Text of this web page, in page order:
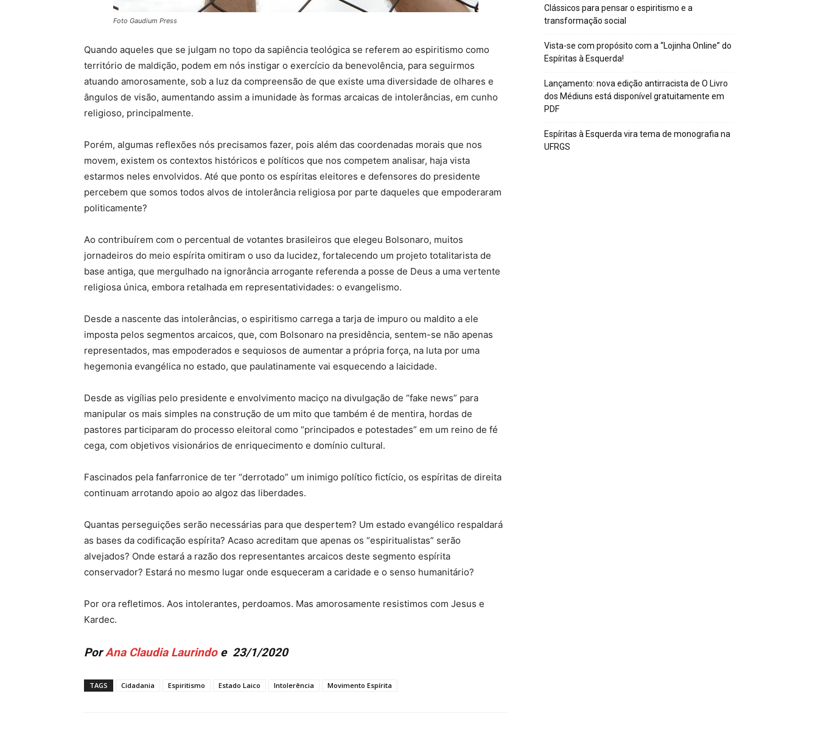
Foto Gaudium Press
Quando aqueles que se julgam no topo da sapiência teológica se referem ao espiritismo como
território de maldição, podem em nós instigar o exercício da benevolência, para seguirmos
atuando amorosamente, sob a luz da compreensão de que existe uma diversidade de olhares e
ângulos de visão, aumentando assim a imunidade às formas arcaicas de intolerâncias, em cunho
religioso, principalmente.
Porém, algumas reflexões nós precisamos fazer, pois além das coordenadas morais que nos
movem, existem os contextos históricos e políticos que nos competem analisar, haja vista
estarmos neles envolvidos. Até que ponto os espíritas eleitores e defensores do presidente
percebem que somos todos alvos de intolerância religiosa por parte daqueles que empoderaram
politicamente?
Ao contribuírem com o percentual de votantes brasileiros que elegeu Bolsonaro, muitos
jornadeiros do meio espírita omitiram o uso da lucidez, fortalecendo um projeto totalitarista de
base antiga, que mergulhado na ignorância arrogante referenda a posse de Deus a uma vertente
religiosa única, embora retalhada em representatividades: o evangelismo.
Desde a nascente das intolerâncias, o espiritismo carrega a tarja de impuro ou maldito a ele
imposta pelos segmentos arcaicos, que, com Bolsonaro na presidência, sentem-se não apenas
representados, mas empoderados e sequiosos de aumentar a própria força, na luta por uma
hegemonia evangélica no estado, que paulatinamente vai esquecendo a laicidade.
Desde as vigílias pelo presidente e envolvimento maciço na divulgação de “fake news” para
manipular os mais simples na construção de um mito que também é de mentira, hordas de
pastores participaram do processo eleitoral como “principados e potestades” em um reino de fé
cega, com objetivos visionários de enriquecimento e domínio cultural.
Fascinados pela fanfarronice de ter “derrotado” um inimigo político fictício, os espíritas de direita
continuam arrotando apoio ao algoz das liberdades.
Quantas perseguições serão necessárias para que despertem? Um estado evangélico respaldará
as bases da codificação espírita? Acaso acreditam que apenas os “espiritualistas” serão
alvejados? Onde estará a razão dos representantes arcaicos deste segmento espírita
conservador? Estará no mesmo lugar onde esqueceram a caridade e o senso humanitário?
Por ora refletimos. Aos intolerantes, perdoamos. Mas amorosamente resistimos com Jesus e
Kardec.
PorAna Claudia Laurindoe 23/1/2020
TAGS Cidadania Espiritismo Estado Laico Intolerência Movimento Espírita
Clássicos para pensar o espiritismo e a
transformação social
Vista-se com propósito com a “Lojinha Online” do
Espíritas à Esquerda!
Lançamento: nova edição antirracista de O Livro
dos Médiuns está disponível gratuitamente em
PDF
Espíritas à Esquerda vira tema de monografia na
UFRGS